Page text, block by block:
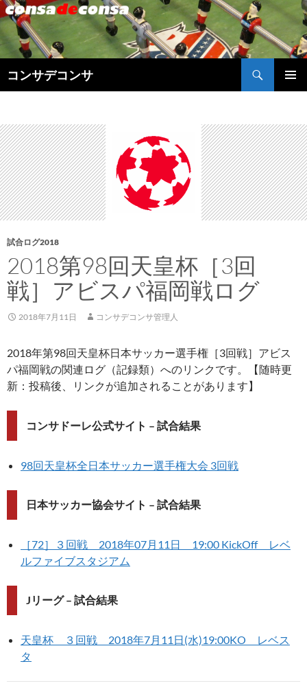
コンサデコンサ
索
ン
ツ
へ
ス
キ
ッ
プ
試合ログ2018
2018第98回天皇杯［3回
戦］アビスパ福岡戦ログ
2018年7月11日 コンサデコンサ管理人
2018年第98回天皇杯日本サッカー選手権［3回戦］アビス
パ福岡戦の関連ログ（記録類）へのリンクです。【随時更
新：投稿後、リンクが追加されることがあります】
コンサドーレ公式サイト – 試合結果
98回天皇杯全日本サッカー選手権大会 3回戦
日本サッカー協会サイト – 試合結果
［72］３回戦 2018年07月11日 19:00 KickOff レベ
ルファイブスタジアム
Jリーグ – 試合結果
天皇杯 ３回戦 2018年7月11日(水)19:00KO レベス
タ